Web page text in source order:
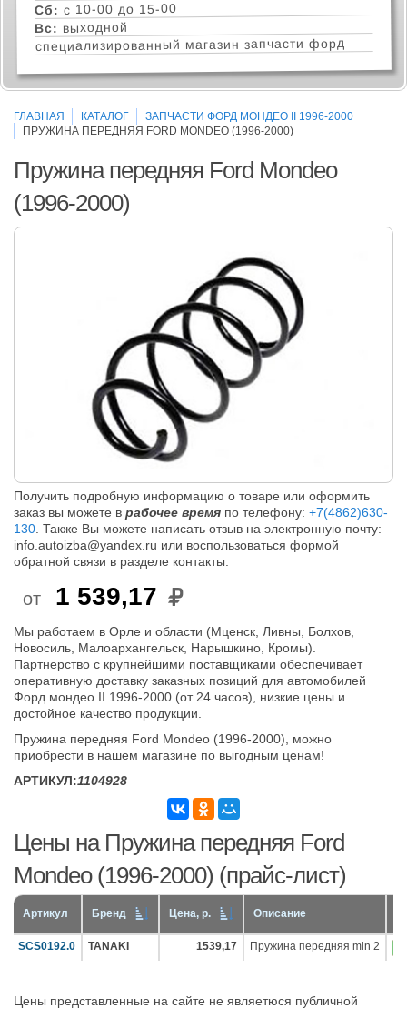
Сб: с 10-00 до 15-00
Вс: выходной
специализированный магазин запчасти форд
ГЛАВНАЯ КАТАЛОГ
ЗАПЧАСТИ ФОРД МОНДЕО II 1996-2000
ПРУЖИНА ПЕРЕДНЯЯ FORD MONDEO (1996-2000)
Пружина передняя Ford Mondeo
(1996-2000)
Получить подробную информацию о товаре или оформить
заказ вы можете в рабочее время по телефону: +7(4862)630-
130 . Также Вы можете написать отзыв на электронную почту:
info.autoizba@yandex.ru или воспользоваться формой
обратной связи в разделе контакты.
от 1 539,17
Мы работаем в Орле и области (Мценск, Ливны, Болхов,
Новосиль, Малоархангельск, Нарышкино, Кромы).
Партнерство с крупнейшими поставщиками обеспечивает
оперативную доставку заказных позиций для автомобилей
Форд мондео II 1996-2000 (от 24 часов), низкие цены и
достойное качество продукции.
Пружина передняя Ford Mondeo (1996-2000), можно
приобрести в нашем магазине по выгодным ценам!
АРТИКУЛ:1104928
Цены на Пружина передняя Ford
Mondeo (1996-2000) (прайс-лист)
Артикул Бренд Цена, р. Описание
SCS0192.0 TANAKI 1539,17 Пружина передняя min 2
Цены представленные на сайте не являетюся публичной